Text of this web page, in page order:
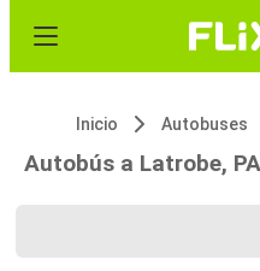
Inicio Autobuses
Autobús a Latrobe, PA